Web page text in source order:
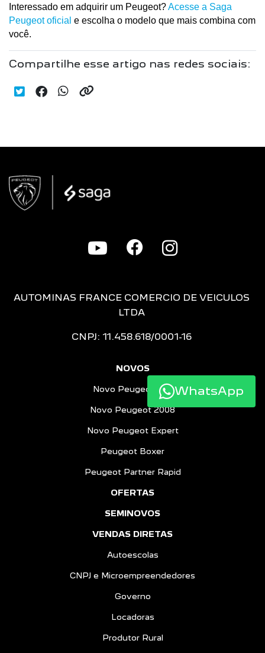
Interessado em adquirir um Peugeot? Acesse a Saga
Peugeot oficial e escolha o modelo que mais combina com
você.
Compartilhe esse artigo nas redes sociais:
AUTOMINAS FRANCE COMERCIO DE VEICULOS
LTDA
CNPJ: 11.458.618/0001-16
NOVOS
Novo Peugeot 208
Novo Peugeot 2008
Novo Peugeot Expert
Peugeot Boxer
Peugeot Partner Rapid
OFERTAS
SEMINOVOS
VENDAS DIRETAS
Autoescolas
CNPJ e Microempreendedores
Governo
Locadoras
Produtor Rural
WhatsApp